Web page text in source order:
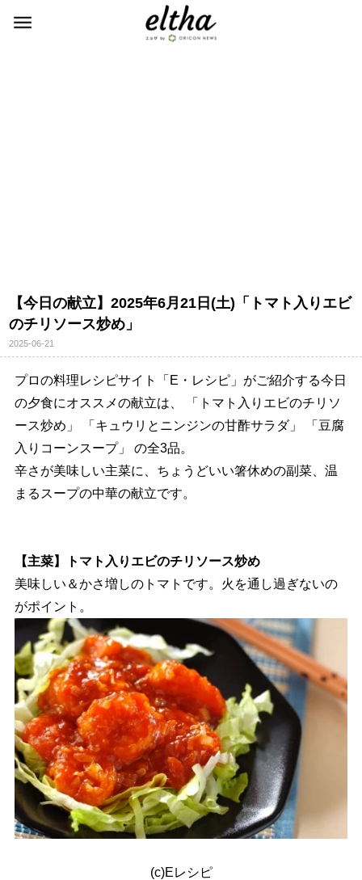
【今日の献立】2025年6月21日(土)「トマト入りエビ
のチリソース炒め」
2025-06-21
プロの料理レシピサイト「E・レシピ」がご紹介する今日
の夕食にオススメの献立は、 「トマト入りエビのチリソ
ース炒め」 「キュウリとニンジンの甘酢サラダ」 「豆腐
入りコーンスープ」 の全3品。
辛さが美味しい主菜に、ちょうどいい箸休めの副菜、温
まるスープの中華の献立です。
【主菜】トマト入りエビのチリソース炒め
美味しい＆かさ増しのトマトです。火を通し過ぎないの
がポイント。
(c)Eレシピ